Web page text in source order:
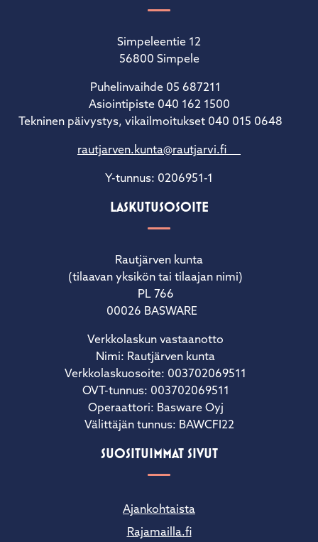
Simpeleentie 12
56800 Simpele
Puhelinvaihde 05 687211
Asiointipiste 040 162 1500
Tekninen päivystys, vikailmoitukset 040 015 0648
rautjarven.kunta@rautjarvi.fi
Y-tunnus: 0206951-1
LASKUTUSOSOITE
Rautjärven kunta
(tilaavan yksikön tai tilaajan nimi)
PL 766
00026 BASWARE
Verkkolaskun vastaanotto
Nimi: Rautjärven kunta
Verkkolaskuosoite: 003702069511
OVT-tunnus: 003702069511
Operaattori: Basware Oyj
Välittäjän tunnus: BAWCFI22
SUOSITUIMMAT SIVUT
Ajankohtaista
Rajamailla.fi